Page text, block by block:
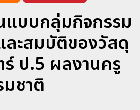
แบบกลุ่มกิจกรรม
ละสมบัติของวัสดุ
ป.5 ผลงานครู
ชาติ